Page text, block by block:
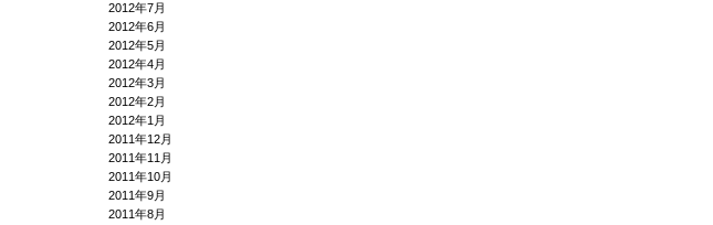
2012年7月
2012年6月
2012年5月
2012年4月
2012年3月
2012年2月
2012年1月
2011年12月
2011年11月
2011年10月
2011年9月
2011年8月